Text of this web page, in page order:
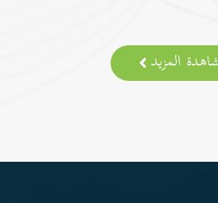
المزيد